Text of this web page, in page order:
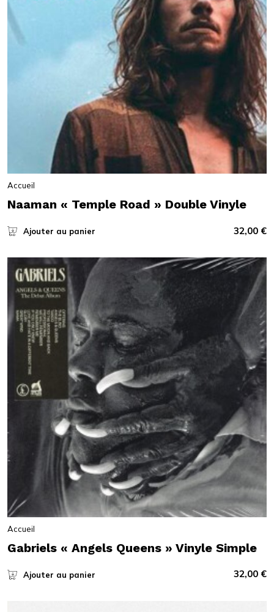
Accueil
Naaman « Temple Road » Double Vinyle
Ajouter au panier 32,00 €
Accueil
Gabriels « Angels Queens » Vinyle Simple
Ajouter au panier 32,00 €